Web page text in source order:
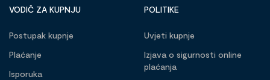
VODIČ ZA KUPNJU
Postupak kupnje
Plaćanje
Isporuka
POLITIKE
Uvjeti kupnje
Izjava o sigurnosti online
plaćanja